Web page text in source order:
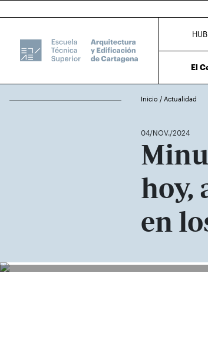
HUB
El
Inicio / Actualidad
04/NOV./2024
hoy,
en